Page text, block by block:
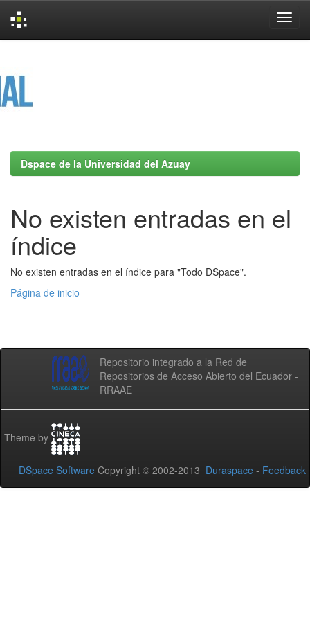
Dspace de la Universidad del Azuay
No existen entradas en el
índice
No existen entradas en el índice para "Todo DSpace".
Página de inicio
Repositorio integrado a la Red de
Repositorios de Acceso Abierto del Ecuador -
RRAAE
Theme by
DSpace Software Copyright © 2002-2013 Duraspace - Feedback